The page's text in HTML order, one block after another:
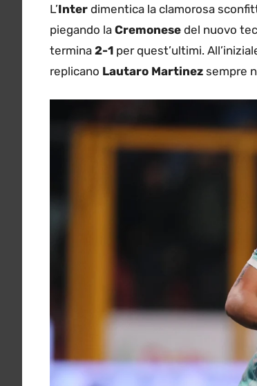
L’Inter dimentica la clamorosa
piegando la Cremonese del nuovo
termina 2-1 per quest’ultimi.
replicano Lautaro Martinez sempre